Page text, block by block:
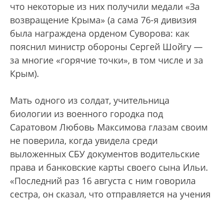
что некоторые из них получили медали «За
возвращение Крыма» (а сама 76-я дивизия
была награждена орденом Суворова: как
пояснил министр обороны Сергей Шойгу —
за многие «горячие точки», в том числе и за
Крым).
Мать одного из солдат, учительница
биологии из военного городка под
Саратовом Любовь Максимова глазам своим
не поверила, когда увидела среди
выложенных СБУ документов водительские
права и банковские карты своего сына Ильи.
«Последний раз 16 августа с ним говорила
сестра, он сказал, что отправляется на учения